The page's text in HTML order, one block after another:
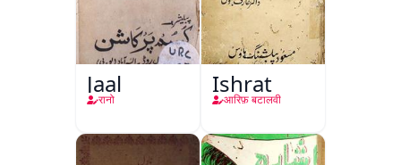
Jaal
रानो
Ishrat
आरिफ़ बटालवी